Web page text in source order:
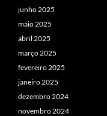
junho 2025
maio 2025
abril 2025
março 2025
fevereiro 2025
janeiro 2025
dezembro 2024
novembro 2024